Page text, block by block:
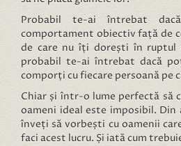
Probabil te-ai întrebat
comportament obiectiv față de
de care nu îți dorești în ruptul
probabil te-ai întrebat dacă
comporți cu fiecare persoană pe
Chiar și într-o lume perfectă să
oameni ideal este imposibil.
înveți să vorbești cu oamenii
faci acest lucru. Și iată cum